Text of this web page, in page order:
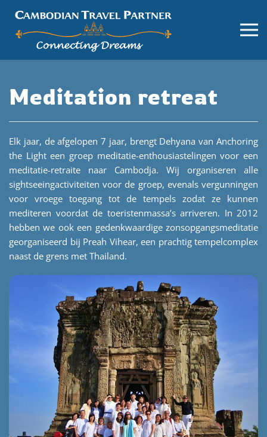
Meditation retreat
Elk jaar, de afgelopen 7 jaar, brengt Dehyana van Anchoring
the Light een groep meditatie-enthousiastelingen voor een
meditatie-retraite naar Cambodja. Wij organiseren alle
sightseeingactiviteiten voor de groep, evenals vergunningen
voor vroege toegang tot de tempels zodat ze kunnen
mediteren voordat de toeristenmassa’s arriveren. In 2012
hebben we ook een gedenkwaardige zonsopgangsmeditatie
georganiseerd bij Preah Vihear, een prachtig tempelcomplex
naast de grens met Thailand.